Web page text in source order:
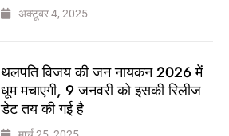
अक्टूबर 4, 2025
थलपति विजय की जन नायकन 2026 में
धूम मचाएगी, 9 जनवरी को इसकी रिलीज
डेट तय की गई है